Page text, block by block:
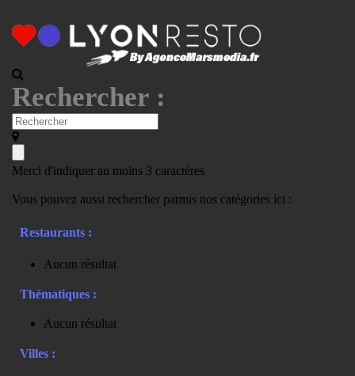
Rechercher :
Merci d'indiquer au moins 3 caractères
Vous pouvez aussi rechercher parmis nos catégories ici :
Restaurants :
Aucun résultat
Thématiques :
Aucun résultat
Villes :